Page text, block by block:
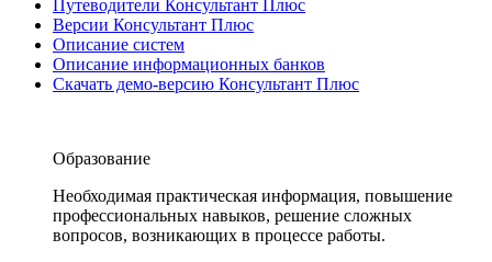
Путеводители Консультант Плюс
Версии Консультант Плюс
Описание систем
Описание информационных банков
Скачать демо-версию Консультант Плюс
Образование
Необходимая практическая информация, повышение
профессиональных навыков, решение сложных
вопросов, возникающих в процессе работы.